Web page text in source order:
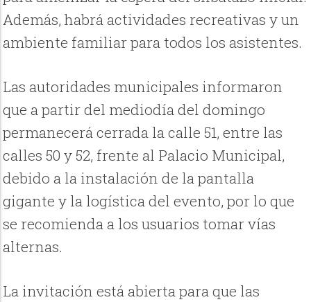
Además, habrá actividades recreativas y un
ambiente familiar para todos los asistentes.
Las autoridades municipales informaron
que a partir del mediodía del domingo
permanecerá cerrada la calle 51, entre las
calles 50 y 52, frente al Palacio Municipal,
debido a la instalación de la pantalla
gigante y la logística del evento, por lo que
se recomienda a los usuarios tomar vías
alternas.
La invitación está abierta para que las